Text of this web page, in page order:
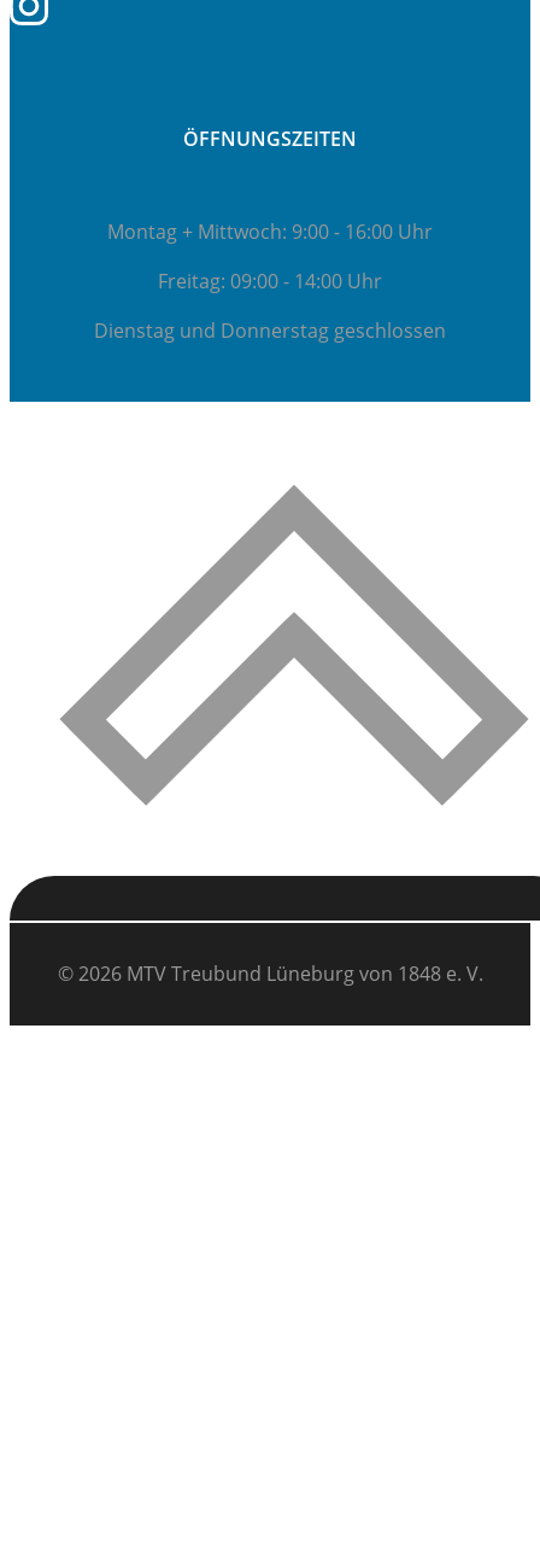
ÖFFNUNGSZEITEN
Montag + Mittwoch: 9:00 - 16:00 Uhr
Freitag: 09:00 - 14:00 Uhr
Dienstag und Donnerstag geschlossen
© 2026 MTV Treubund Lüneburg von 1848 e. V.